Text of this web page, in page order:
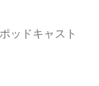
ッドキャスト